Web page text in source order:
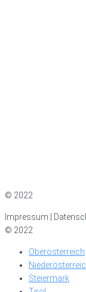
© 2022
Impressum |
© 2022
Oberösterreich
Steiermark